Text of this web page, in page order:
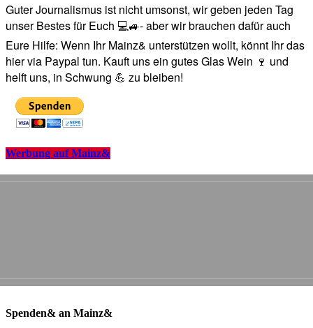
Guter Journalismus ist nicht umsonst, wir geben jeden Tag
unser Bestes für Euch 💻🚙- aber wir brauchen dafür auch
Eure Hilfe: Wenn Ihr Mainz& unterstützen wollt, könnt Ihr das
hier via Paypal tun. Kauft uns ein gutes Glas Wein 🍷 und
helft uns, in Schwung 💪 zu bleiben!
Werbung auf Mainz&
Spenden& an Mainz&